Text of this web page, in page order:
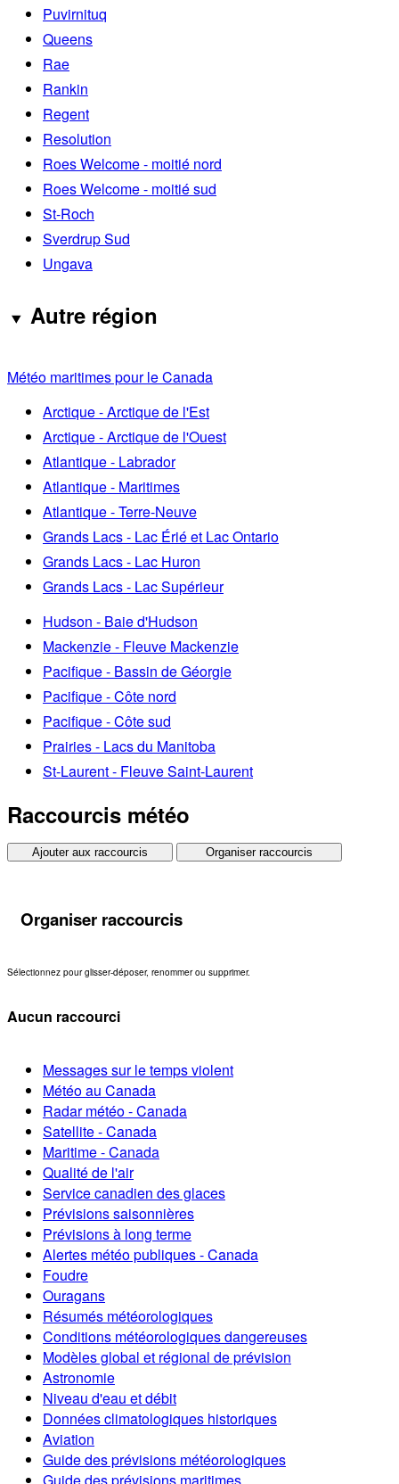
Puvirnituq
Queens
Rae
Rankin
Regent
Resolution
Roes Welcome - moitié nord
Roes Welcome - moitié sud
St-Roch
Sverdrup Sud
Ungava
Autre région
Météo maritimes pour le Canada
Arctique - Arctique de l'Est
Arctique - Arctique de l'Ouest
Atlantique - Labrador
Atlantique - Maritimes
Atlantique - Terre-Neuve
Grands Lacs - Lac Érié et Lac Ontario
Grands Lacs - Lac Huron
Grands Lacs - Lac Supérieur
Hudson - Baie d'Hudson
Mackenzie - Fleuve Mackenzie
Pacifique - Bassin de Géorgie
Pacifique - Côte nord
Pacifique - Côte sud
Prairies - Lacs du Manitoba
St-Laurent - Fleuve Saint-Laurent
Raccourcis météo
Ajouter aux raccourcis Organiser raccourcis
Organiser raccourcis
Sélectionnez pour glisser-déposer, renommer ou supprimer.
Aucun raccourci
Messages sur le temps violent
Météo au Canada
Radar météo - Canada
Satellite - Canada
Maritime - Canada
Qualité de l'air
Service canadien des glaces
Prévisions saisonnières
Prévisions à long terme
Alertes météo publiques - Canada
Foudre
Ouragans
Résumés météorologiques
Conditions météorologiques dangereuses
Modèles global et régional de prévision
Astronomie
Niveau d'eau et débit
Données climatologiques historiques
Aviation
Guide des prévisions météorologiques